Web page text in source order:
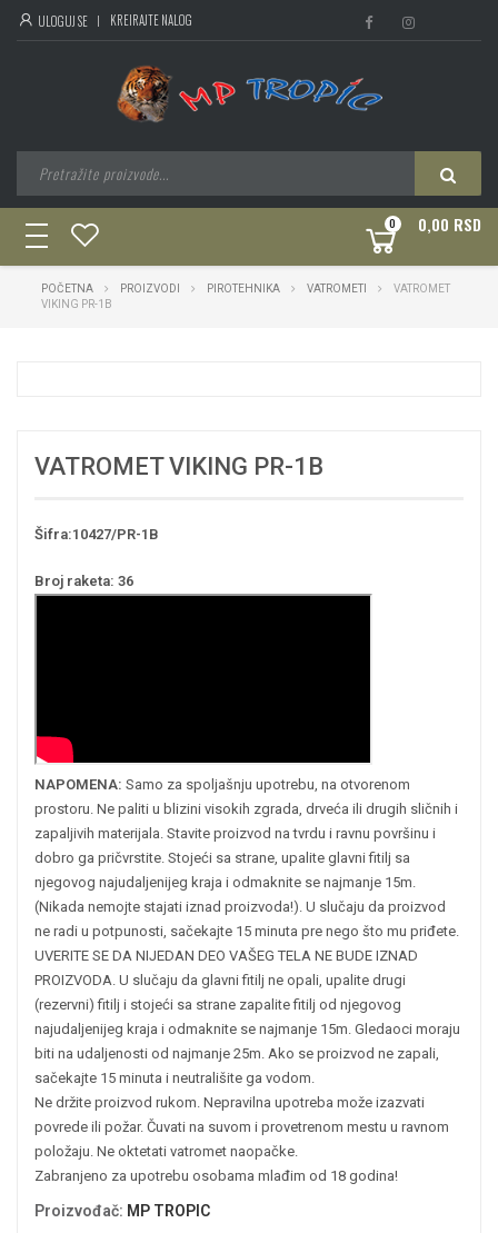
ULOGUJ SE KREIRAJTE NALOG
toggle
navigation
0 0,00 RSD
POČETNA PROIZVODI PIROTEHNIKA VATROMETI
VATROMET
VIKING PR-1B
VATROMET VIKING PR-1B
Šifra:10427/PR-1B
Broj raketa: 36
NAPOMENA: Samo za spoljašnju upotrebu, na otvorenom
prostoru. Ne paliti u blizini visokih zgrada, drveća ili drugih sličnih i
zapaljivih materijala. Stavite proizvod na tvrdu i ravnu površinu i
dobro ga pričvrstite. Stojeći sa strane, upalite glavni fitilj sa
njegovog najudaljenijeg kraja i odmaknite se najmanje 15m.
(Nikada nemojte stajati iznad proizvoda!). U slučaju da proizvod
ne radi u potpunosti, sačekajte 15 minuta pre nego što mu priđete.
UVERITE SE DA NIJEDAN DEO VAŠEG TELA NE BUDE IZNAD
PROIZVODA. U slučaju da glavni fitilj ne opali, upalite drugi
(rezervni) fitilj i stojeći sa strane zapalite fitilj od njegovog
najudaljenijeg kraja i odmaknite se najmanje 15m. Gledaoci moraju
biti na udaljenosti od najmanje 25m. Ako se proizvod ne zapali,
sačekajte 15 minuta i neutrališite ga vodom.
Ne držite proizvod rukom. Nepravilna upotreba može izazvati
povrede ili požar. Čuvati na suvom i provetrenom mestu u ravnom
položaju. Ne oktetati vatromet naopačke.
Zabranjeno za upotrebu osobama mlađim od 18 godina!
Proizvođač: MP TROPIC